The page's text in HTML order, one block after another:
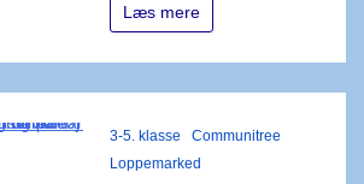
Læs mere
3-5. klasse
Communitree
Loppemarked